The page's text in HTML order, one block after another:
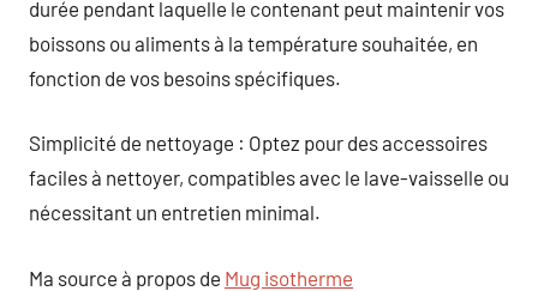
durée pendant laquelle le contenant peut maintenir vos
boissons ou aliments à la température souhaitée, en
fonction de vos besoins spécifiques.
Simplicité de nettoyage : Optez pour des accessoires
faciles à nettoyer, compatibles avec le lave-vaisselle ou
nécessitant un entretien minimal.
Ma source à propos de Mug isotherme